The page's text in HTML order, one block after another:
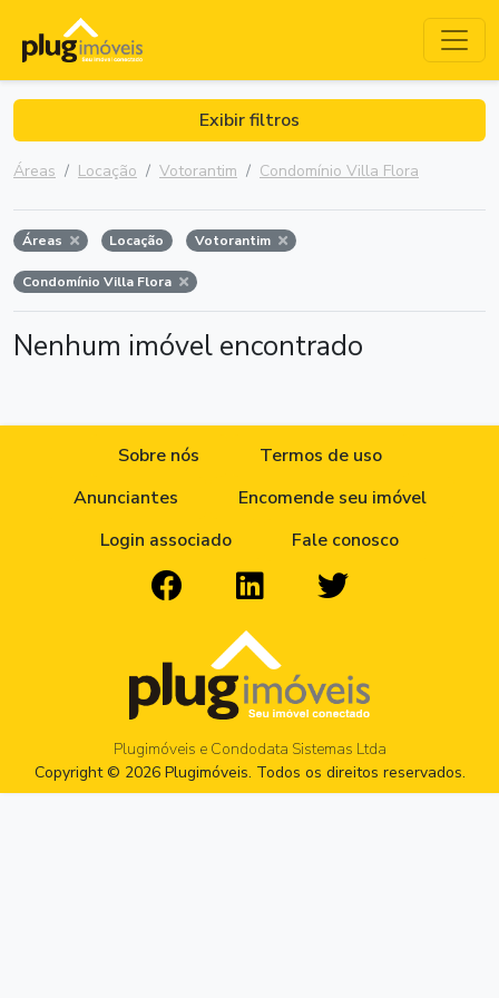
Exibir filtros
Áreas Locação Votorantim Condomínio Villa Flora
Áreas Locação Votorantim
Condomínio Villa Flora
Nenhum imóvel encontrado
Sobre nós
Termos de uso
Anunciantes
Encomende seu imóvel
Login associado
Fale conosco
Plugimóveis e Condodata Sistemas Ltda
Copyright © 2026 Plugimóveis. Todos os direitos reservados.